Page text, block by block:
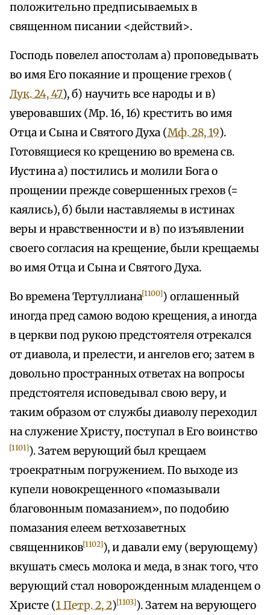
положительно предписываемых в
священном писании <действий>.
Господь повелел апостолам а) проповедывать
во имя Его покаяние и прощение грехов (
Лук. 24, 47), б) научить все народы и в)
уверовавших (Мр. 16, 16) крестить во имя
Отца и Сына и Святого Духа (Мф. 28, 19).
Готовящиеся ко крещению во времена св.
Иустина а) постились и молили Бога о
прощении прежде совершенных грехов (=
каялись), б) были наставляемы в истинах
веры и нравственности и в) по изъявлении
своего согласия на крещение, были крещаемы
во имя Отца и Сына и Святого Духа.
Во времена Тертуллиана[1100]) оглашенный
иногда пред самою водою крещения, а иногда
в церкви под рукою предстоятеля отрекался
от диавола, и прелести, и ангелов его; затем в
довольно пространных ответах на вопросы
предстоятеля исповедывал свою веру, и
таким образом от службы диаволу переходил
на служение Христу, поступал в Его воинство
[1101]). Затем верующий был крещаем
троекратным погружением. По выходе из
купели новокрещенного «помазывали
благовонным помазанием», по подобию
помазания елеем ветхозаветных
священников[1102]), и давали ему (верующему)
вкушать смесь молока и меда, в знак того, что
верующий стал новорожденным младенцем о
Христе (1 Петр. 2, 2)[1103]). Затем на верующего